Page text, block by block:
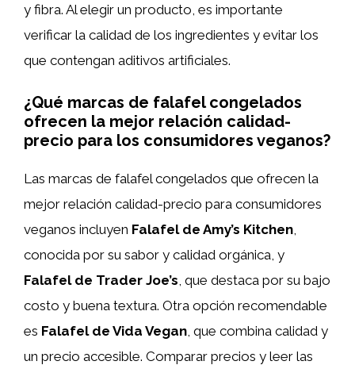
y fibra. Al elegir un producto, es importante
verificar la calidad de los ingredientes y evitar los
que contengan aditivos artificiales.
¿Qué marcas de falafel congelados
ofrecen la mejor relación calidad-
precio para los consumidores veganos?
Las marcas de falafel congelados que ofrecen la
mejor relación calidad-precio para consumidores
veganos incluyen Falafel de Amy’s Kitchen,
conocida por su sabor y calidad orgánica, y
Falafel de Trader Joe’s, que destaca por su bajo
costo y buena textura. Otra opción recomendable
es Falafel de Vida Vegan, que combina calidad y
un precio accesible. Comparar precios y leer las